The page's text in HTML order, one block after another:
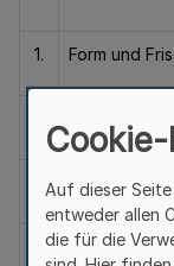
1. Form und
Auf dieser
entweder allen
die für die